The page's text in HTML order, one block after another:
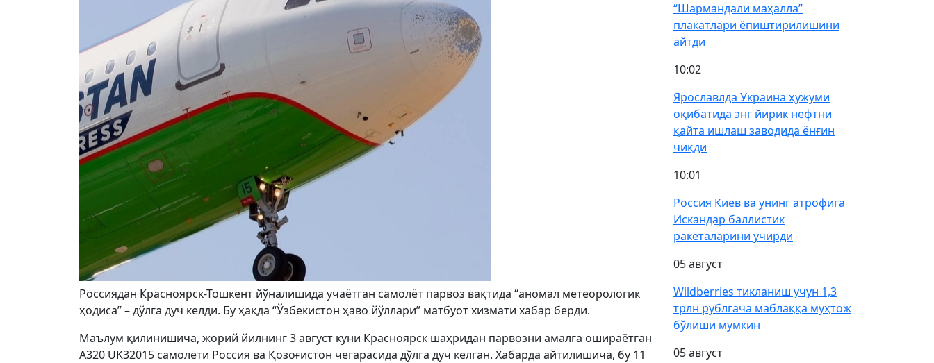
Россиядан Красноярск-Тошкент йўналишида учаётган самолёт парвоз вақтида “аномал метеорологик
ҳодиса” – дўлга дуч келди. Бу ҳақда “Ўзбекистон ҳаво йўллари” матбуот хизмати хабар берди.
Маълум қилинишича, жорий йилнинг 3 август куни Красноярск шаҳридан парвозни амалга ошираётган
A320 UK32015 самолёти Россия ва Қозоғистон чегарасида дўлга дуч келган. Хабарда айтилишича, бу 11
“Шармандали маҳалла”
плакатлари ёпиштирилишини
айтди
10:02
Ярославлда Украина ҳужуми
оқибатида энг йирик нефтни
қайта ишлаш заводида ёнғин
чиқди
10:01
Россия Киев ва унинг атрофига
Искандар баллистик
ракеталарини учирди
05 август
Wildberries тикланиш учун 1,3
трлн рублгача маблаққа муҳтож
бўлиши мумкин
05 август